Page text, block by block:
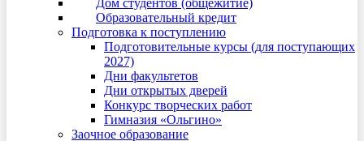
Дом студентов (общежитие)
Образовательный кредит
Подготовка к поступлению
Подготовительные курсы (для поступающих
2027)
Дни факультетов
Дни открытых дверей
Конкурс творческих работ
Гимназия «Ольгино»
Заочное образование